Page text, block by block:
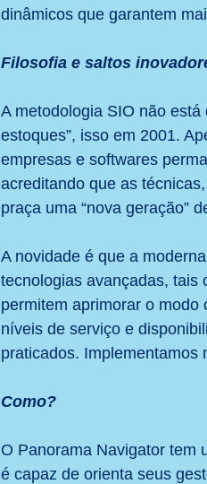
dinâmicos que garantem
Filosofia e saltos
A metodologia SIO não
estoques”, isso em 2001.
empresas e softwares
acreditando que as
praça uma “nova geração”
A novidade é que a
tecnologias avançadas, tais
permitem aprimorar o modo
níveis de serviço e
praticados. Implementamos
Como?
O Panorama Navigator tem
é capaz de orienta seus